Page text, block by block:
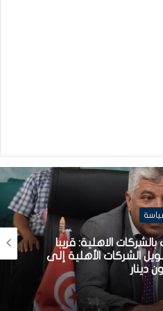
الاهلية: قريبا
الشركات الأهلية إلى
دينار